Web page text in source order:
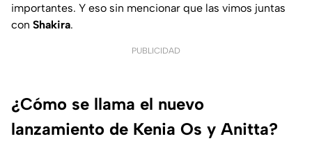
importantes. Y eso sin mencionar que las vimos juntas
con Shakira.
PUBLICIDAD
¿Cómo se llama el nuevo
lanzamiento de Kenia Os y Anitta?